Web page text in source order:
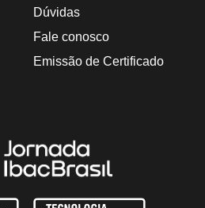
Dúvidas
Fale conosco
Emissão de Certificado